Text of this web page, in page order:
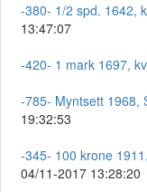
-380- 1/2 spd. 1642,
13:47:07
-420- 1 mark 1697,
-785- Myntsett 1968,
19:32:53
-345- 100 krone
04/11-2017 13:28:20